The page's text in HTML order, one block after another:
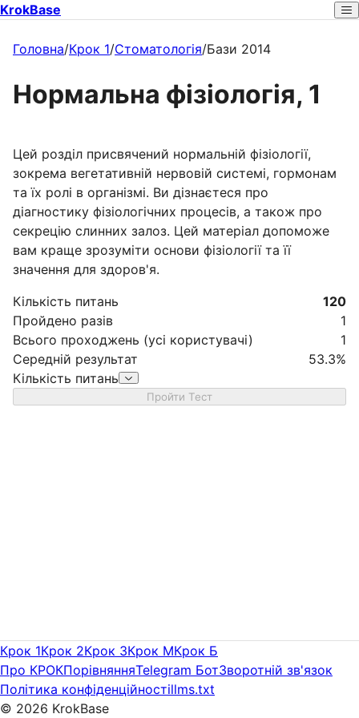
KrokBase
Головна/Крок 1/Стоматологія/Бази 2014
Нормальна фізіологія, 1
Цей розділ присвячений нормальній фізіології,
зокрема вегетативній нервовій системі, гормонам
та їх ролі в організмі. Ви дізнаєтеся про
діагностику фізіологічних процесів, а також про
секрецію слинних залоз. Цей матеріал допоможе
вам краще зрозуміти основи фізіології та її
значення для здоров'я.
Кількість питань
120
Пройдено разів
1
Всього проходжень (усі користувачі)
1
Середній результат
53.3%
Кількість питань
Пройти Тест
Крок 1Крок 2Крок 3Крок MКрок Б
Про КРОКПорівнянняTelegram БотЗворотній зв'язок
Політика конфіденційностіllms.txt
© 2026 KrokBase